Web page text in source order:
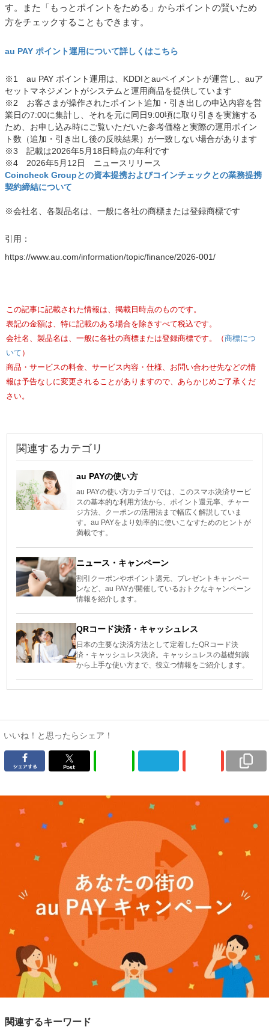
す。また「もっとポイントをためる」からポイントの賢いため
方をチェックすることもできます。
au PAY ポイント運用について詳しくはこちら
※1 au PAY ポイント運用は、KDDIとauペイメントが運営し、auア
セットマネジメントがシステムと運用商品を提供しています
※2 お客さまが操作されたポイント追加・引き出しの申込内容を営
業日の7:00に集計し、それを元に同日9:00頃に取り引きを実施する
ため、お申し込み時にご覧いただいた参考価格と実際の運用ポイン
ト数（追加・引き出し後の反映結果）が一致しない場合があります
※3 記載は2026年5月18日時点の年利です
※4 2026年5月12日 ニュースリリース
Coincheck Groupとの資本提携およびコインチェックとの業務提携
契約締結について
※会社名、各製品名は、一般に各社の商標または登録商標です
引用：
https://www.au.com/information/topic/finance/2026-001/
この記事に記載された情報は、掲載日時点のものです。
表記の金額は、特に記載のある場合を除きすべて税込です。
会社名、製品名は、一般に各社の商標または登録商標です。（商標につ
いて ）
商品・サービスの料金、サービス内容・仕様、お問い合わせ先などの情
報は予告なしに変更されることがありますので、あらかじめご了承くだ
さい。
関連するカテゴリ
au PAYの使い方
au PAYの使い方カテゴリでは、このスマホ決済サービ
スの基本的な利用方法から、ポイント還元率、チャー
ジ方法、クーポンの活用法まで幅広く解説していま
す。au PAYをより効率的に使いこなすためのヒントが
満載です。
ニュース・キャンペーン
割引クーポンやポイント還元、プレゼントキャンペー
ンなど、au PAYが開催しているおトクなキャンペーン
情報を紹介します。
QRコード決済・キャッシュレス
日本の主要な決済方法として定着したQRコード決
済・キャッシュレス決済。キャッシュレスの基礎知識
から上手な使い方まで、役立つ情報をご紹介します。
いいね！と思ったらシェア！
関連するキーワード